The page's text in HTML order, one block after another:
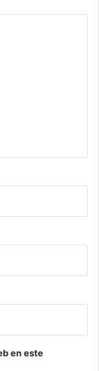
en este